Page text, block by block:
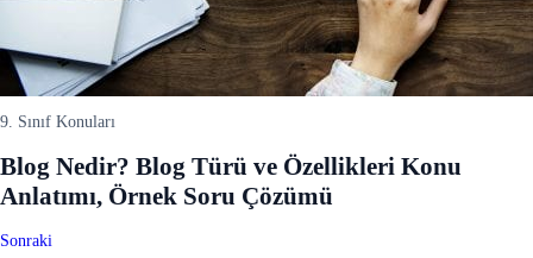
9. Sınıf Konuları
Blog Nedir? Blog Türü ve Özellikleri Konu
Anlatımı, Örnek Soru Çözümü
Sonraki